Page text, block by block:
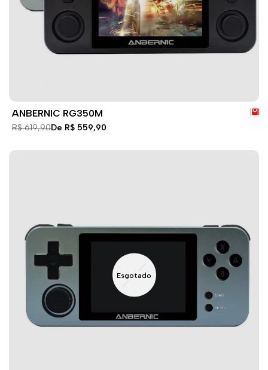
ANBERNIC RG350M
Preço
R$ 619,90Preço
De R$ 559,90
Esgotado